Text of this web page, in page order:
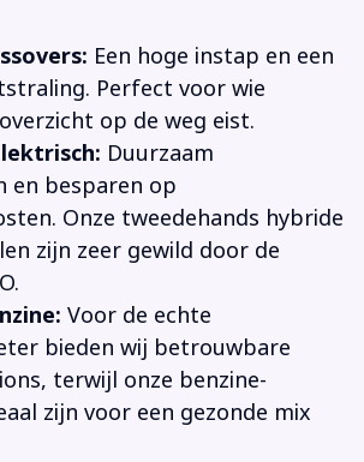
Een hoge instap en een
Perfect voor wie
op de weg eist.
Duurzaam
en besparen op
Onze tweedehands hybride
zijn zeer gewild door de
Voor de echte
bieden wij betrouwbare
terwijl onze benzine-
zijn voor een gezonde mix